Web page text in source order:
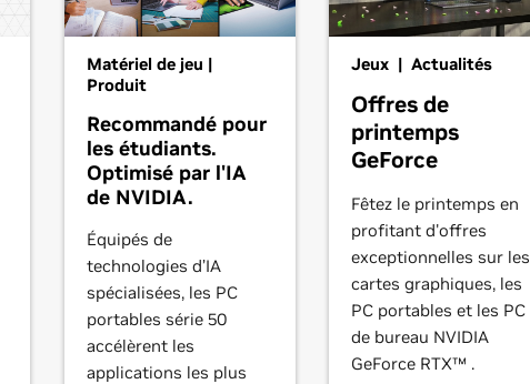
Matériel de jeu |
Produit
Recommandé pour
les étudiants.
Optimisé par l'IA
de NVIDIA.
Équipés de
technologies d’IA
spécialisées, les PC
portables série 50
accélèrent les
applications les plus
Jeux | Actualités
Offres de
printemps
GeForce
Fêtez le printemps en
profitant d'offres
exceptionnelles sur les
cartes graphiques, les
PC portables et les PC
de bureau NVIDIA
GeForce RTX™ .